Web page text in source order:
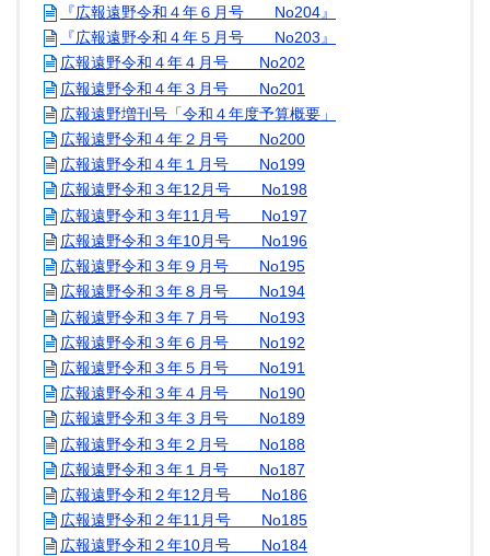
『広報遠野令和４年６月号 No204』
『広報遠野令和４年５月号 No203』
広報遠野令和４年４月号 No202
広報遠野令和４年３月号 No201
広報遠野増刊号「令和４年度予算概要」
広報遠野令和４年２月号 No200
広報遠野令和４年１月号 No199
広報遠野令和３年12月号 No198
広報遠野令和３年11月号 No197
広報遠野令和３年10月号 No196
広報遠野令和３年９月号 No195
広報遠野令和３年８月号 No194
広報遠野令和３年７月号 No193
広報遠野令和３年６月号 No192
広報遠野令和３年５月号 No191
広報遠野令和３年４月号 No190
広報遠野令和３年３月号 No189
広報遠野令和３年２月号 No188
広報遠野令和３年１月号 No187
広報遠野令和２年12月号 No186
広報遠野令和２年11月号 No185
広報遠野令和２年10月号 No184